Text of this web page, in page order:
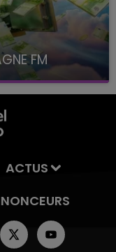
FM
8H10
ACTUS